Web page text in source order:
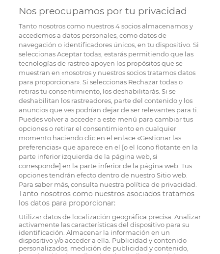
Nos preocupamos por tu privacidad
Tanto nosotros como nuestros4socios almacenamos y
accedemos a datos personales, como datos de
navegación o identificadores únicos, en tu dispositivo. Si
seleccionas Aceptar todas, estarás permitiendo que las
tecnologías de rastreo apoyen los propósitos que se
muestran en «nosotros y nuestros socios tratamos datos
para proporcionar». Si seleccionas Rechazar todas o
retiras tu consentimiento, los deshabilitarás. Si se
deshabilitan los rastreadores, parte del contenido y los
anuncios que ves podrían dejar de ser relevantes para ti.
Puedes volver a acceder a este menú para cambiar tus
opciones o retirar el consentimiento en cualquier
momento haciendo clic en el enlace «Gestionar las
preferencias» que aparece en el [o el ícono flotante en la
parte inferior izquierda de la página web, si
corresponde] en la parte inferior de la página web. Tus
opciones tendrán efecto dentro de nuestro Sitio web.
Para saber más, consulta nuestra política de privacidad.
Tanto nosotros como nuestros asociados tratamos
los datos para proporcionar:
Utilizar datos de localización geográfica precisa. Analizar
activamente las características del dispositivo para su
identificación. Almacenar la información en un
dispositivo y/o acceder a ella. Publicidad y contenido
personalizados, medición de publicidad y contenido,